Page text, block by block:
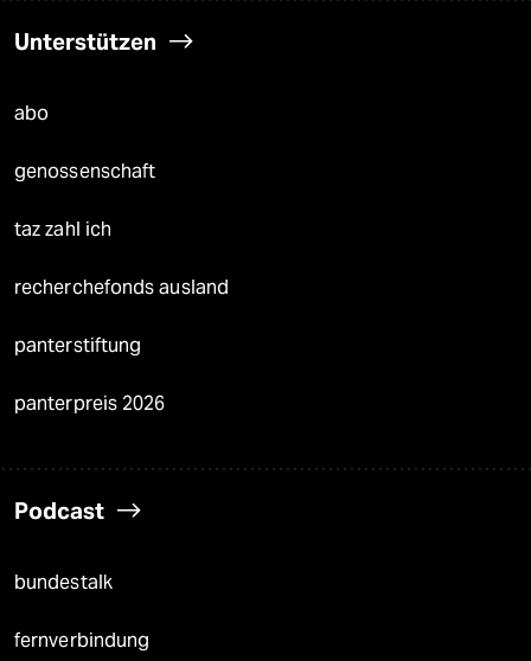
Unterstützen
abo
genossenschaft
taz zahl ich
recherchefonds ausland
panterstiftung
panterpreis 2026
Podcast
bundestalk
fernverbindung